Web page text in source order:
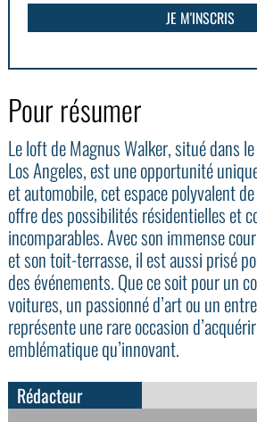
Pour résumer
Le loft de Magnus Walker, situé dans
Los Angeles, est une opportunité
et automobile, cet espace polyvalent
offre des possibilités résidentielles et
incomparables. Avec son immense
et son toit-terrasse, il est aussi prisé
des événements. Que ce soit pour un
voitures, un passionné d’art ou un
représente une rare occasion
emblématique qu’innovant.
Rédacteur